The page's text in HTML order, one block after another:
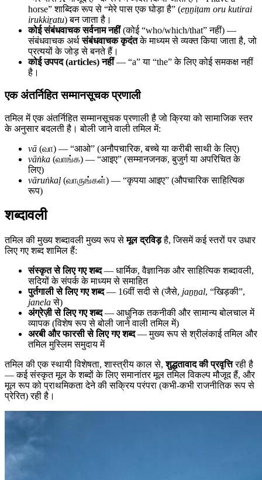
horse” शाब्दिक रूप से “मेरे पास एक घोड़ा है” (eṉṉiṭam oru kutirai
irukkiṟatu) बन जाता है।
कोई संबंधवाचक सर्वनाम नहीं(कोई “who/which/that” नहीं) —
संबंधवाचक अर्थसंबंधवाचक कृदंतके माध्यम से व्यक्त किया जाता है, जो
प्रत्ययों के जोड़ से बनते हैं।
कोई उपपद (articles) नहीं— “a” या “the” के लिए कोई समकक्ष नहीं
है।
एक अंतर्निहित सम्मानसूचक प्रणाली
तमिल में एक अंतर्निहित सम्मानसूचक प्रणाली है जो क्रिया को सामाजिक स्तर
के अनुसार बदलती है। बोली जाने वाली तमिल में:
vā (வா) — “आओ” (अनौपचारिक, बच्चे या करीबी साथी के लिए)
vāṅka (வாங்க) — “आइए” (सम्मानजनक, बुजुर्ग या अपरिचित के
लिए)
vāruṅkaḷ (வாருங்கள்) — “कृपया आइए” (औपचारिक साहित्यिक
रूप)
शब्दावली
तमिल की मुख्य शब्दावली मुख्य रूप सेमूल द्रविड़है, जिसमें कई स्तरों पर उधार
लिए गए शब्द शामिल हैं:
संस्कृत से लिए गए शब्द— धार्मिक, वैज्ञानिक और साहित्यिक शब्दावली,
सदियों के संपर्क के माध्यम से समाहित
पुर्तगाली से लिए गए शब्द— 16वीं सदी से (जैसे, jaṉṉal, “खिड़की”,
janelaसे)
अंग्रेज़ी से लिए गए शब्द— आधुनिक तकनीकी और सामान्य बोलचाल में
व्यापक (विशेष रूप से बोली जाने वाली तमिल में)
अरबी और फारसी से लिए गए शब्द— मुख्य रूप से श्रीलंकाई तमिल और
तमिल मुस्लिम समुदाय में
तमिल की एक स्थायी विशेषता, शास्त्रीय काल से,शुद्धतावाद की प्रवृत्तिरही है
— कई संस्कृत मूल के शब्दों के लिए समानांतर मूल तमिल विकल्प मौजूद हैं, और
मूल रूप को प्राथमिकता देने की सक्रिय परंपरा (कभी-कभी राजनीतिक रूप से
प्रेरित) रही है।